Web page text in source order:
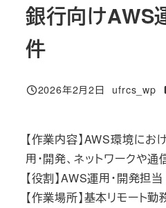
銀行向けAWS
件
投稿日
2026年2月2日
著
ufrcs_wp
【作業内容】AWS環境にお
用・開発、ネットワークや
【役割】AWS運用・開発担当
【作業場所】基本リモート